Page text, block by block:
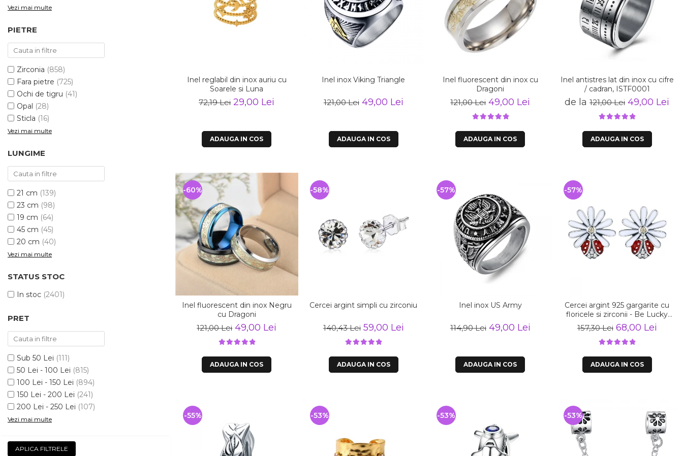
Vezi mai multe
PIETRE
Zirconia (858)
Fara pietre (725)
Ochi de tigru (41)
Opal (28)
Sticla (16)
Vezi mai multe
LUNGIME
21 cm (139)
23 cm (98)
19 cm (64)
45 cm (45)
20 cm (40)
Vezi mai multe
STATUS STOC
In stoc (2401)
PRET
Sub 50 Lei (111)
50 Lei - 100 Lei (815)
100 Lei - 150 Lei (894)
150 Lei - 200 Lei (241)
200 Lei - 250 Lei (107)
Vezi mai multe
APLICA FILTRELE
Inel reglabil din inox auriu cu
Soarele si Luna
72,19 Lei 29,00 Lei
ADAUGA IN COS
Inel inox Viking Triangle
121,00 Lei 49,00 Lei
ADAUGA IN COS
Inel fluorescent din inox cu
Dragoni
121,00 Lei 49,00 Lei
ADAUGA IN COS
Inel antistres lat din inox cu cifre
/ cadran, ISTF0001
de la121,00 Lei 49,00 Lei
ADAUGA IN COS
Inel fluorescent din inox Negru
cu Dragoni
121,00 Lei 49,00 Lei
-60%
ADAUGA IN COS
Cercei argint simpli cu zirconiu
140,43 Lei 59,00 Lei
-58%
ADAUGA IN COS
Inel inox US Army
114,90 Lei 49,00 Lei
-57%
ADAUGA IN COS
Cercei argint 925 gargarite cu
floricele si zirconii - Be Lucky
EST0022
157,30 Lei 68,00 Lei
-57%
ADAUGA IN COS
-55% -53% -53% -53%